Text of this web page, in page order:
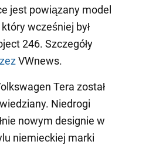
jest powiązany model
wcześniej był
246. Szczegóły
VWnews.
Tera został
Niedrogi
nowym designie w
niemieckiej marki